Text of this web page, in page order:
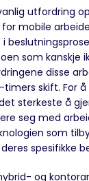
utfordring
mobile
som kanskje
disse
skift. For
sterkeste å
seg med
som
spesifikke
og